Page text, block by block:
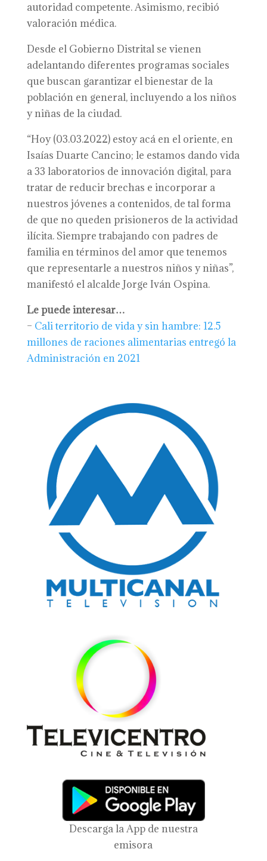
autoridad competente. Asimismo, recibió
valoración médica.
Desde el Gobierno Distrital se vienen
adelantando diferentes programas sociales
que buscan garantizar el bienestar de la
población en general, incluyendo a los niños
y niñas de la ciudad.
“Hoy (03.03.2022) estoy acá en el oriente, en
Isaías Duarte Cancino; le estamos dando vida
a 33 laboratorios de innovación digital, para
tratar de reducir brechas e incorporar a
nuestros jóvenes a contenidos, de tal forma
de que no queden prisioneros de la actividad
ilícita. Siempre trabajando con padres de
familia en términos del amor que tenemos
que representarle a nuestros niños y niñas”,
manifestó el alcalde Jorge Iván Ospina.
Le puede interesar…
– Cali territorio de vida y sin hambre: 12.5
millones de raciones alimentarias entregó la
Administración en 2021
Descarga la App de nuestra
emisora